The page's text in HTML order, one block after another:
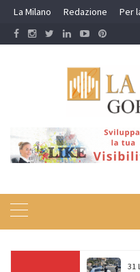
Skip
content
La Milano Redazione Per
31